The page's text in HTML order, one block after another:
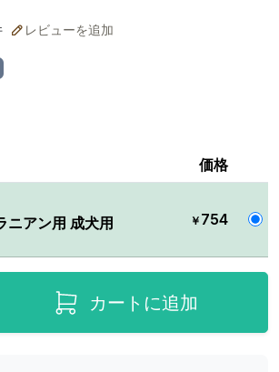
レビューを追加
価格
ニアン用 成犬用
￥ 754
カートに追加